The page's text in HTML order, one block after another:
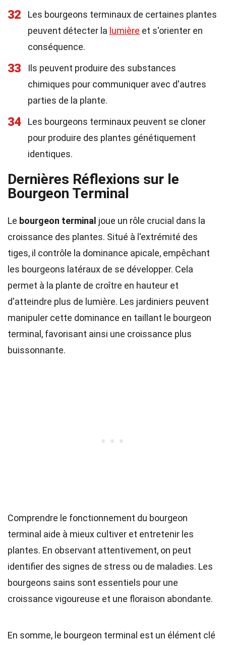
32
Les bourgeons terminaux de certaines plantes
peuvent détecter la lumière et s'orienter en
conséquence.
33
Ils peuvent produire des substances
chimiques pour communiquer avec d'autres
parties de la plante.
34
Les bourgeons terminaux peuvent se cloner
pour produire des plantes génétiquement
identiques.
Dernières Réflexions sur le
Bourgeon Terminal
Le bourgeon terminal joue un rôle crucial dans la
croissance des plantes. Situé à l'extrémité des
tiges, il contrôle la dominance apicale, empêchant
les bourgeons latéraux de se développer. Cela
permet à la plante de croître en hauteur et
d'atteindre plus de lumière. Les jardiniers peuvent
manipuler cette dominance en taillant le bourgeon
terminal, favorisant ainsi une croissance plus
buissonnante.
Comprendre le fonctionnement du bourgeon
terminal aide à mieux cultiver et entretenir les
plantes. En observant attentivement, on peut
identifier des signes de stress ou de maladies. Les
bourgeons sains sont essentiels pour une
croissance vigoureuse et une floraison abondante.
En somme, le bourgeon terminal est un élément clé